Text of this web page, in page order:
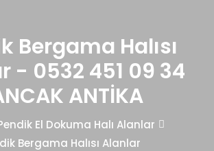
Bergama Halısı
- 0532 451 09 34
ANTİKA
El Dokuma Halı Alanlar
Bergama Halısı Alanlar